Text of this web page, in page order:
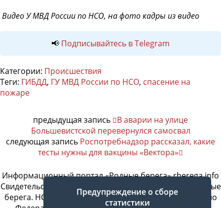
Видео У МВД России по НСО, на фото кадры из видео
📢 Подписывайтесь в Telegram
Категории: Происшествия
Теги: ГИБДД, ГУ МВД России по НСО, спасение на
пожаре
предыдущая запись
В аварии на улице
Большевистской перевернулся самосвал
следующая запись Роспотребнадзор рассказал, какие
тесты нужны для вакцины «Вектора»
Информационный портал «Родные берега» rberega.info
Свидетельство о регистрации сетевого издания «Родные
берега. НСК»: Эл № ФС77-74717 от 11.01.2019 г., выдано
Предупреждение о сборе
статистики